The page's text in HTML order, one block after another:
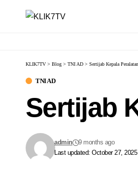
KLIK7TV > Blog > TNI AD > Sertijab Kepala
TNI AD
Sertijab
Last updated: October 27,
admin 9 months ago